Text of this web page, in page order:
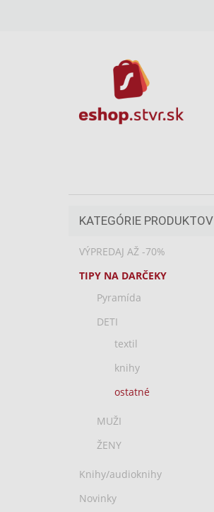
KATEGÓRIE PRODUKTOV
VÝPREDAJ AŽ -70%
TIPY NA DARČEKY
Pyramída
DETI
textil
knihy
ostatné
MUŽI
ŽENY
Knihy/audioknihy
Novinky